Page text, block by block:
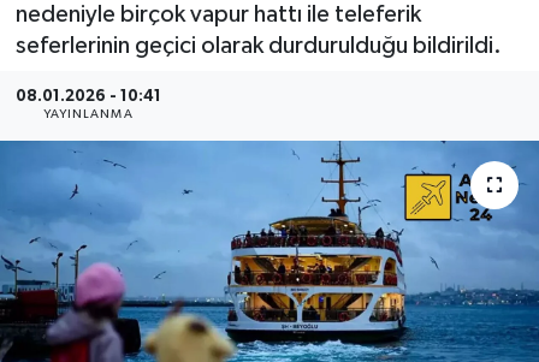
nedeniyle birçok vapur hattı ile teleferik
seferlerinin geçici olarak durdurulduğu bildirildi.
08.01.2026 - 10:41
YAYINLANMA